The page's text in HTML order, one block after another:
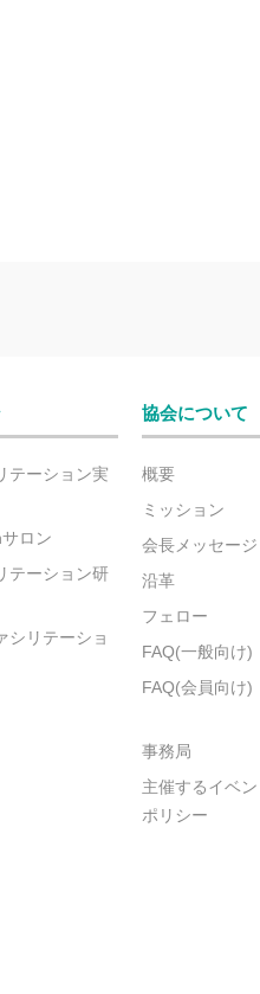
テーション実
ロン
テーション研
シリテーショ
協会について
概要
ミッション
会長メッセージ
沿革
フェロー
FAQ(一般向け)
FAQ(会員向け)
事務局
主催するイベ
ポリシー